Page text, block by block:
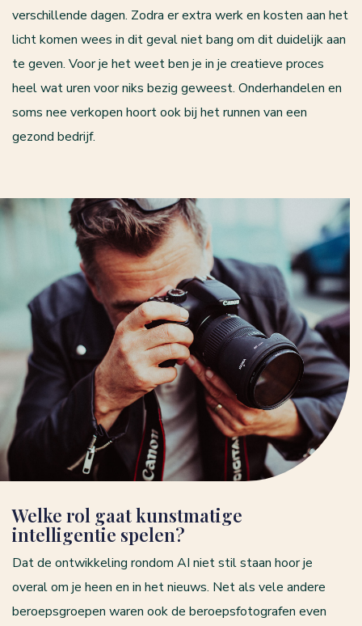
verschillende dagen. Zodra er extra werk en kosten aan het
licht komen wees in dit geval niet bang om dit duidelijk aan
te geven. Voor je het weet ben je in je creatieve proces
heel wat uren voor niks bezig geweest. Onderhandelen en
soms nee verkopen hoort ook bij het runnen van een
gezond bedrijf.
Welke rol gaat kunstmatige
intelligentie spelen?
Dat de ontwikkeling rondom AI niet stil staan hoor je
overal om je heen en in het nieuws. Net als vele andere
beroepsgroepen waren ook de beroepsfotografen even